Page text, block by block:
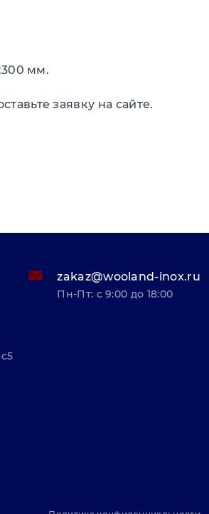
мм.
заявку на сайте.
zakaz@wooland-inox.ru
Пн-Пт: с 9:00 до 18:00